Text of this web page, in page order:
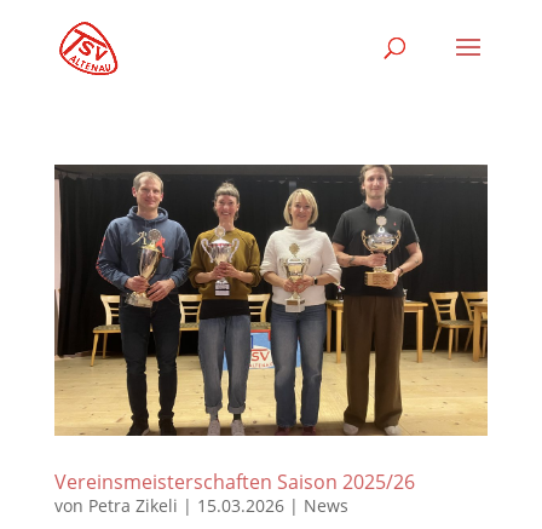
Vereinsmeisterschaften Saison 2025/26
von Petra Zikeli | 15.03.2026| News